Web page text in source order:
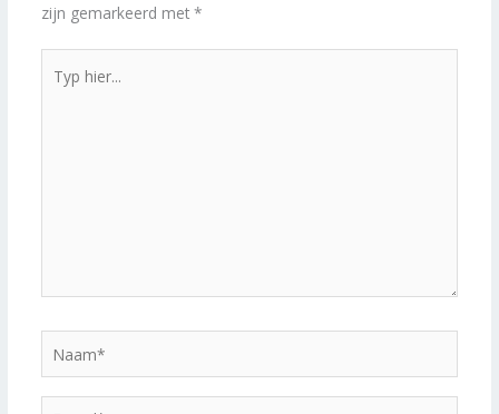
zijn gemarkeerd met *
hier...